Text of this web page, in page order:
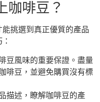
咖啡豆？
挑選到真正優質的產品
豆風味的重要保證。盡量
啡豆，並避免購買沒有標
描述，瞭解咖啡豆的產